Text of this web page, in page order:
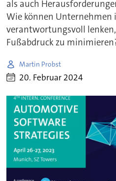
als auch
Wie können
verantwortungsvoll
Fußabdruck zu
Martin Probst
20. Februar 2024